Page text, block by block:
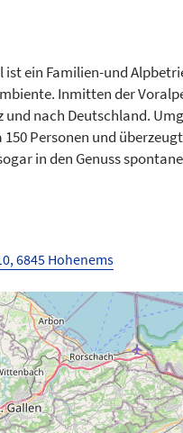
ist ein Familien-und
Inmitten der
und nach Deutschland.
150 Personen und
in den Genuss
6845 Hohenems